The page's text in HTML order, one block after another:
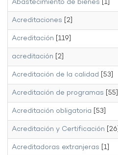
Abastecimiento de bienes [1]
Acreditaciones [2]
Acreditación [119]
acreditación [2]
Acreditación de la calidad [53]
Acreditación de programas [55]
Acreditación obligatoria [53]
Acreditación y Certificación [26]
Acreditadoras extranjeras [1]